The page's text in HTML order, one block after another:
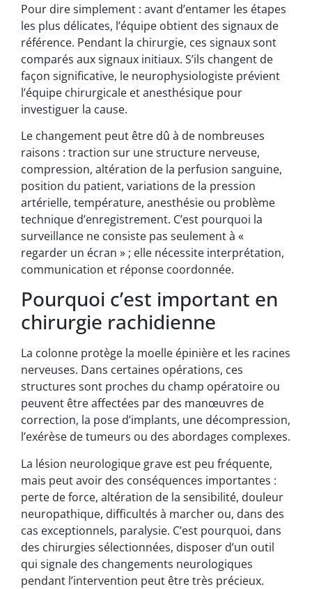
Pour dire simplement : avant d’entamer les étapes
les plus délicates, l’équipe obtient des signaux de
référence. Pendant la chirurgie, ces signaux sont
comparés aux signaux initiaux. S’ils changent de
façon significative, le neurophysiologiste prévient
l’équipe chirurgicale et anesthésique pour
investiguer la cause.
Le changement peut être dû à de nombreuses
raisons : traction sur une structure nerveuse,
compression, altération de la perfusion sanguine,
position du patient, variations de la pression
artérielle, température, anesthésie ou problème
technique d’enregistrement. C’est pourquoi la
surveillance ne consiste pas seulement à «
regarder un écran » ; elle nécessite interprétation,
communication et réponse coordonnée.
Pourquoi c’est important en
chirurgie rachidienne
La colonne protège la moelle épinière et les racines
nerveuses. Dans certaines opérations, ces
structures sont proches du champ opératoire ou
peuvent être affectées par des manœuvres de
correction, la pose d’implants, une décompression,
l’exérèse de tumeurs ou des abordages complexes.
La lésion neurologique grave est peu fréquente,
mais peut avoir des conséquences importantes :
perte de force, altération de la sensibilité, douleur
neuropathique, difficultés à marcher ou, dans des
cas exceptionnels, paralysie. C’est pourquoi, dans
des chirurgies sélectionnées, disposer d’un outil
qui signale des changements neurologiques
pendant l’intervention peut être très précieux.